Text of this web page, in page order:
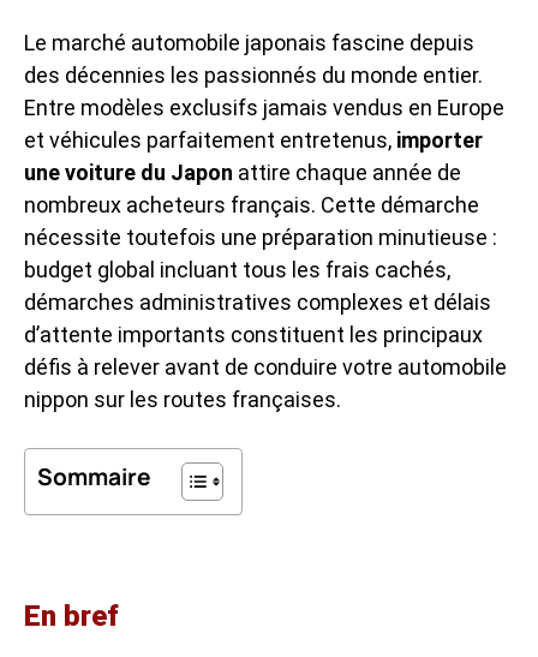
Le marché automobile japonais fascine depuis
des décennies les passionnés du monde entier.
Entre modèles exclusifs jamais vendus en Europe
et véhicules parfaitement entretenus, importer
une voiture du Japon attire chaque année de
nombreux acheteurs français. Cette démarche
nécessite toutefois une préparation minutieuse :
budget global incluant tous les frais cachés,
démarches administratives complexes et délais
d’attente importants constituent les principaux
défis à relever avant de conduire votre automobile
nippon sur les routes françaises.
Sommaire
En bref